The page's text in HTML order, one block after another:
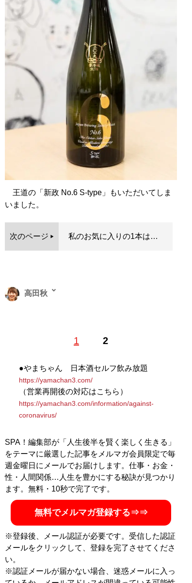
王道の「新政 No.6 S-type」もいただいてしま
いました。
次のページ 私のお気に入りの1本は…
1 2
高田秋
デル業で活躍。現在、「BSイレブン競馬中継」
グラム（ shu_takada
）、公式ツイッターアカウントは
@viviansuuuu
●やまちゃん 日本酒セルフ飲み放題
https://yamachan3.com/
（営業再開後の対応はこちら）
https://yamachan3.com/information/against-
coronavirus/
SPA！編集部が「人生後半を賢く楽しく生きる」
をテーマに厳選した記事をメルマガ会員限定で毎
週金曜日にメールでお届けします。仕事・お金・
性・人間関係…人生を豊かにする秘訣が見つかり
ます。無料・10秒で完了です。
無料でメルマガ登録する⇒⇒
※登録後、メール認証が必要です。受信した認証
メールをクリックして、登録を完了させてくださ
い。
※認証メールが届かない場合、迷惑メールに入っ